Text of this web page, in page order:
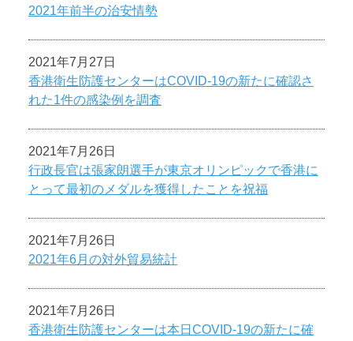
2021年前半の治安情勢
2021年7月27日
香港衛生防護センターはCOVID-19の新たに確認さ
れた1件の感染例を調査
2021年7月26日
行政長官は張家朗選手が東京オリンピックで香港に
とって最初のメダルを獲得したことを祝福
2021年7月26日
2021年6月の対外貿易統計
2021年7月26日
香港衛生防護センターは本日COVID-19の新たに確